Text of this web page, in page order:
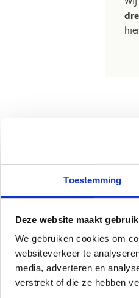
Toestemming
Deze website maakt
We gebruiken cookies om
websiteverkeer te
media, adverteren en
verstrekt of die ze hebben